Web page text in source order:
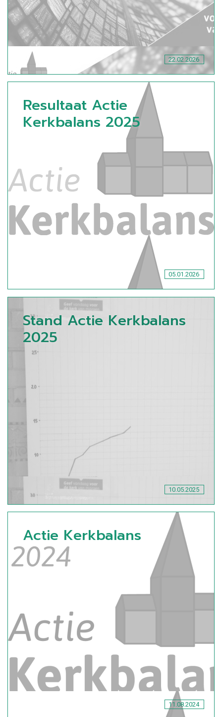
22.02.2026
Resultaat Actie
Kerkbalans 2025
05.01.2026
Stand Actie Kerkbalans
2025
10.05.2025
Actie Kerkbalans
11.08.2024